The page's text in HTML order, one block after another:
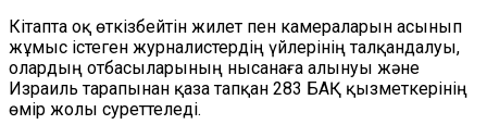
Кітапта оқ өткізбейтін жилет пен камераларын асынып
жұмыс істеген журналистердің үйлерінің талқандалуы,
олардың отбасыларының нысанаға алынуы және
Израиль тарапынан қаза тапқан 283 БАҚ қызметкерінің
өмір жолы суреттеледі.